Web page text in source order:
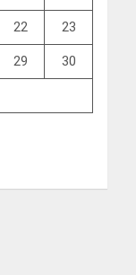
22 23
29 30